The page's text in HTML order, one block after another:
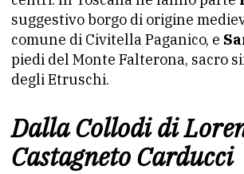
suggestivo borgo di origine
comune di Civitella Paganico, e
piedi del Monte Falterona, sacro
degli Etruschi.
Dalla Collodi di
Castagneto Carducci